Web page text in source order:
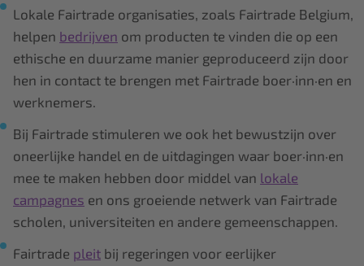
Lokale Fairtrade organisaties, zoals Fairtrade Belgium,
helpen bedrijven om producten te vinden die op een
ethische en duurzame manier geproduceerd zijn door
hen in contact te brengen met Fairtrade boer·inn·en en
werknemers.
Bij Fairtrade stimuleren we ook het bewustzijn over
oneerlijke handel en de uitdagingen waar boer·inn·en
mee te maken hebben door middel van lokale
campagnes en ons groeiende netwerk van Fairtrade
scholen, universiteiten en andere gemeenschappen.
Fairtrade pleit bij regeringen voor eerlijker